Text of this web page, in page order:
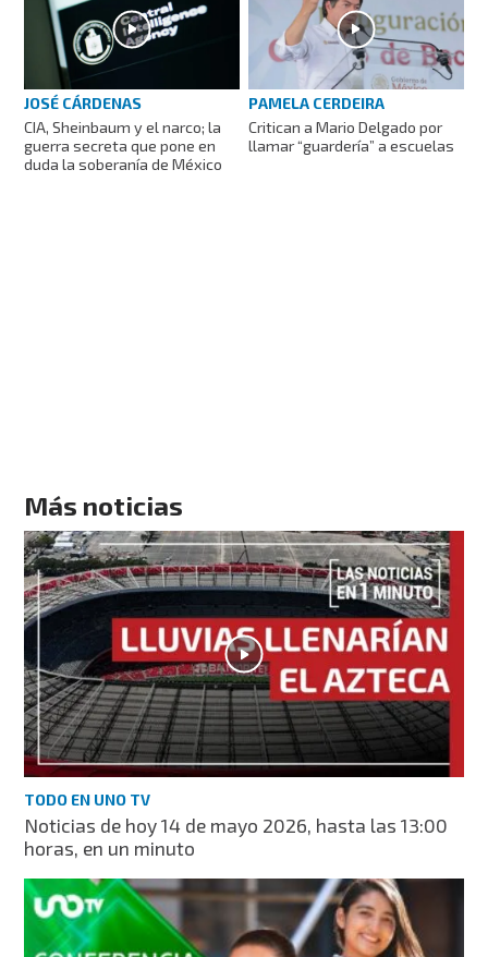
JOSÉ CÁRDENAS
CIA, Sheinbaum y el narco; la
guerra secreta que pone en
duda la soberanía de México
PAMELA CERDEIRA
Critican a Mario Delgado por
llamar “guardería” a escuelas
Más noticias
TODO EN UNO TV
Noticias de hoy 14 de mayo 2026, hasta las 13:00
horas, en un minuto